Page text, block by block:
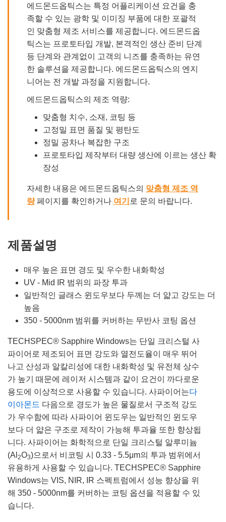
에드몬드옵틱스는 특정 어플리케이션 요건을 충
족할 수 있는 광학 및 이미징 부품에 대한 포괄적
인 맞춤형 제조 서비스를 제공합니다. 에드몬드옵
틱스는 프로토타입 개발, 본격적인 생산 준비 단계
등 단계와 관계없이 고객의 니즈를 충족하는 유연
한 솔루션을 제공합니다. 에드몬드옵틱스의 엔지
니어는 전 개발 과정을 지원합니다.
에드몬드옵틱스의 제조 역량:
맞춤형 치수, 소재, 코팅 등
고정밀 표면 품질 및 평탄도
정밀 공차나 복잡한 구조
프로토타입 제작부터 대량 생산에 이르는 생산 확
장성
자세한 내용은 에드몬드옵틱스의 맞춤형 제조 역
량페이지를 확인하거나 여기 로 문의 바랍니다.
제품설명
매우 높은 표면 경도 및 우수한 내화학성
UV - Mid IR 범위의 파장 투과
일반적인 글래스 윈도우보다 두께는 더 얇고 강도는 더
높음
350 - 5000nm 범위를 커버하는 무반사 코팅 옵션
TECHSPEC® Sapphire Windows는 단일 크리스털 사
파이어로 제조되어 표면 강도와 열전도율이 매우 뛰어
나고 산성과 알칼리성에 대한 내화학성 및 유전체 상수
가 높기 때문에 레이저 시스템과 같이 요건이 까다로운
용도에 이상적으로 사용할 수 있습니다. 사파이어는다
이아몬드 다음으로 경도가 높은 물질로서 구조적 강도
가 우수함에 따라 사파이어 윈도우는 일반적인 윈도우
보다 더 얇은 구조로 제작이 가능해 투과율 또한 향상됩
니다. 사파이어는 화학적으로 단일 크리스털 알루미늄
(Al 2O3)으로서 비코팅 시 0.33 - 5.5μm의 투과 범위에서
유용하게 사용할 수 있습니다. TECHSPEC® Sapphire
Windows는 VIS, NIR, IR 스펙트럼에서 성능 향상을 위
해 350 - 5000nm를 커버하는 코팅 옵션을 적용할 수 있
습니다.